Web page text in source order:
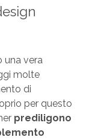
una vera
molte
di
per questo
prediligono